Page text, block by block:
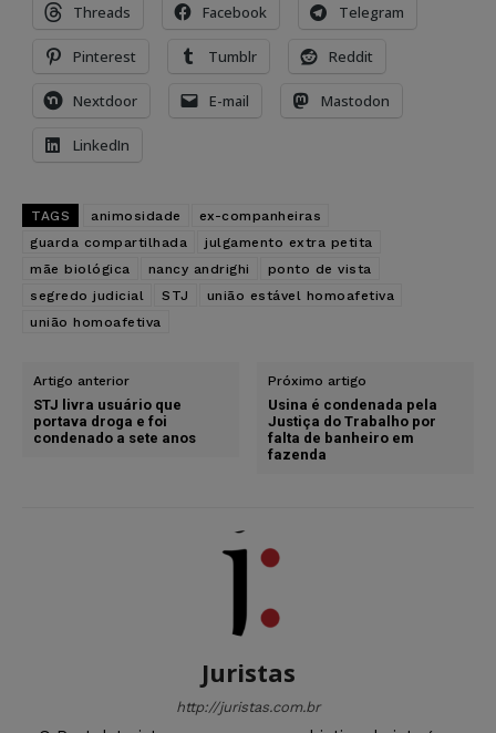
Threads Facebook Telegram
Pinterest Tumblr Reddit
Nextdoor E-mail Mastodon
LinkedIn
TAGS animosidade
ex-companheiras
guarda compartilhada
julgamento extra petita
mãe biológica
nancy andrighi
ponto de vista
segredo judicial
STJ
união estável homoafetiva
união homoafetiva
Artigo anterior
STJ livra usuário que
portava droga e foi
condenado a sete anos
Próximo artigo
Usina é condenada pela
Justiça do Trabalho por
falta de banheiro em
fazenda
Juristas
http://juristas.com.br